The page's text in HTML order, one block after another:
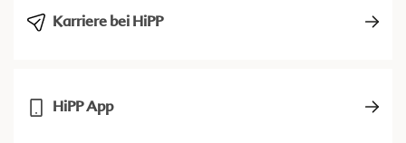
Karriere bei HiPP
HiPP App